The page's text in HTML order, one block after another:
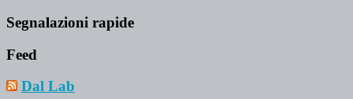
Segnalazioni rapide
Feed
Dal Lab